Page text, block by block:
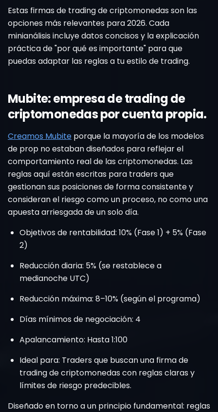
Estas firmas de trading de criptomonedas son las
opciones más relevantes para 2026. Cada
minianálisis incluye datos concisos y la explicación
práctica de "por qué es importante" para que
puedas adaptar las reglas a tu estilo de trading.
Mubite: empresa de trading de
criptomonedas por cuenta propia.
Creamos Mubite porque la mayoría de los modelos
de prop no estaban diseñados para reflejar el
comportamiento real de las criptomonedas. Las
reglas aquí están escritas para traders que
gestionan sus posiciones de forma consistente y
consideran el riesgo como un proceso, no como una
apuesta arriesgada de un solo día.
Objetivos de rentabilidad: 10% (Fase 1) + 5% (Fase
2)
Reducción diaria: 5% (se restablece a
medianoche UTC)
Reducción máxima: 8–10% (según el programa)
Días mínimos de negociación: 4
Apalancamiento: Hasta 1:100
Ideal para: Traders que buscan una firma de
trading de criptomonedas con reglas claras y
límites de riesgo predecibles.
Diseñado en torno a un principio fundamental: reglas